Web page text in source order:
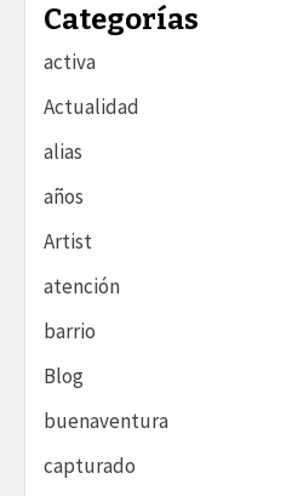
Categorías
activa
Actualidad
alias
años
Artist
atención
barrio
Blog
buenaventura
capturado